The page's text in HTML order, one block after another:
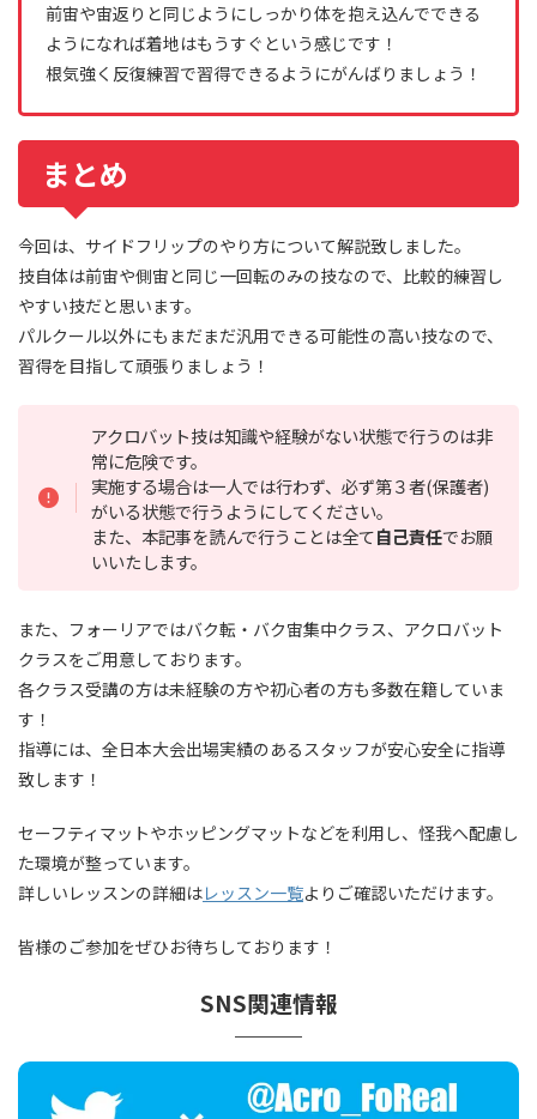
前宙や宙返りと同じようにしっかり体を抱え込んでできる
ようになれば着地はもうすぐという感じです！
根気強く反復練習で習得できるようにがんばりましょう！
まとめ
今回は、サイドフリップのやり方について解説致しました。
技自体は前宙や側宙と同じ一回転のみの技なので、比較的練習し
やすい技だと思います。
パルクール以外にもまだまだ汎用できる可能性の高い技なので、
習得を目指して頑張りましょう！
アクロバット技は知識や経験がない状態で行うのは非
常に危険です。
実施する場合は一人では行わず、必ず第３者(保護者)
がいる状態で行うようにしてください。
また、本記事を読んで行うことは全て自己責任でお願
いいたします。
また、フォーリアではバク転・バク宙集中クラス、アクロバット
クラスをご用意しております。
各クラス受講の方は未経験の方や初心者の方も多数在籍していま
す！
指導には、全日本大会出場実績のあるスタッフが安心安全に指導
致します！
セーフティマットやホッピングマットなどを利用し、怪我へ配慮し
た環境が整っています。
詳しいレッスンの詳細はレッスン一覧よりご確認いただけます。
皆様のご参加をぜひお待ちしております！
SNS関連情報